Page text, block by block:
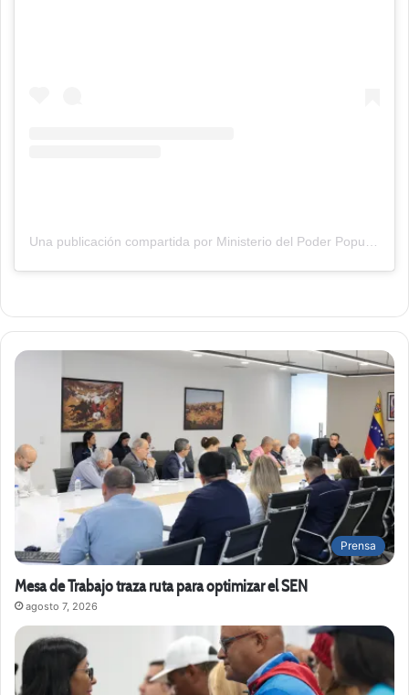
Una publicación compartida por Ministerio del Poder Popular de Industrias y Comercio Nacional (@minindustriasycomercio_ve)
Prensa
Mesa de Trabajo traza ruta para optimizar el SEN
agosto 7, 2026